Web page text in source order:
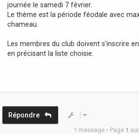
a
g
e
journée le samedi 7 février.
Le thème est la période féodale avec
chameau.
Les membres du club doivent s'inscrire
en précisant la liste choisie.
Répondre
1 message • Page 1 sur